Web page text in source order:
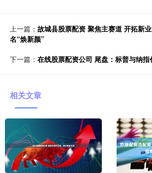
上一篇： 故城县股票配资 聚焦主赛道 开拓新
名“焕新颜”
下一篇： 在线股票配资公司 尾盘：标普与纳指
相关文章